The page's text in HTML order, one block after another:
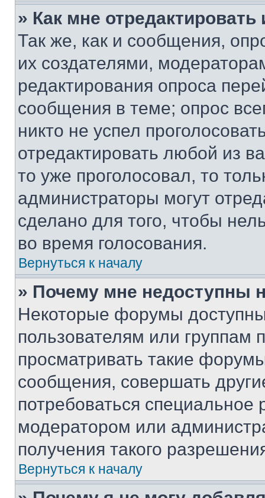
» Как мне
Так же, как и сообщения,
их создателями,
редактирования опроса
сообщения в теме; опрос
никто не успел
отредактировать любой из
то уже проголосовал, то
администраторы могут
сделано для того, чтобы
во время голосования.
Вернуться к началу
» Почему мне недоступны
Некоторые форумы
пользователям или группам
просматривать такие
сообщения, совершать
потребоваться
модератором или
получения такого
Вернуться к началу